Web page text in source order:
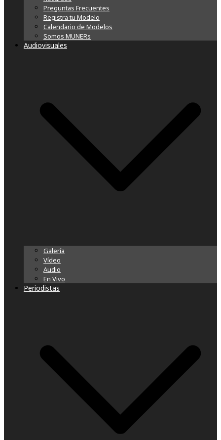
Preguntas Frecuentes
Registra tu Modelo
Calendario de Modelos
Somos MUNERs
Audiovisuales
Galería
Vídeo
Audio
En Vivo
Periodistas